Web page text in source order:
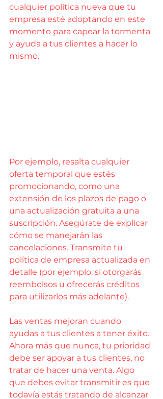
cualquier política nueva que tu
empresa esté adoptando en este
momento para capear la tormenta
y ayuda a tus clientes a hacer lo
mismo.
Por ejemplo, resalta cualquier
oferta temporal que estés
promocionando, como una
extensión de los plazos de pago o
una actualización gratuita a una
suscripción. Asegúrate de explicar
cómo se manejarán las
cancelaciones. Transmite tu
política de empresa actualizada en
detalle (por ejemplo, si otorgarás
reembolsos u ofrecerás créditos
para utilizarlos más adelante).
Las ventas mejoran cuando
ayudas a tus clientes a tener éxito.
Ahora más que nunca, tu prioridad
debe ser apoyar a tus clientes, no
tratar de hacer una venta. Algo
que debes evitar transmitir es que
todavía estás tratando de alcanzar